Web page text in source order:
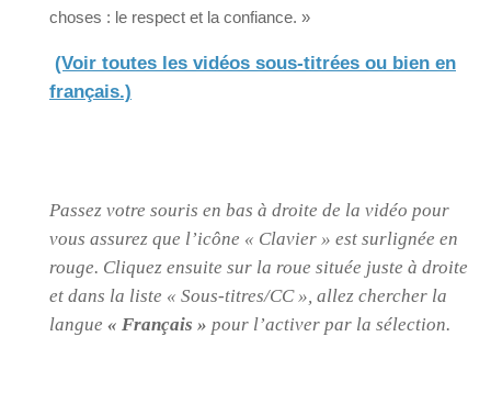
choses : le respect et la confiance. »
(Voir toutes les vidéos sous-titrées ou bien en
français.)
Passez votre souris en bas à droite de la vidéo pour
vous assurez que l’icône « Clavier » est surlignée en
rouge. Cliquez ensuite sur la roue située juste à droite
et dans la liste « Sous-titres/CC », allez chercher la
langue « Français » pour l’activer par la sélection.